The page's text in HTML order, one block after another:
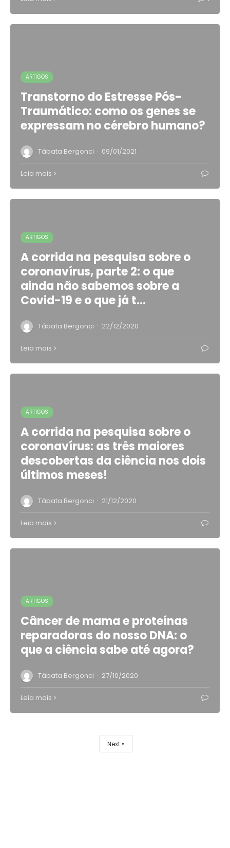
ARTIGOS
Transtorno do Estresse Pós-
Traumático: como os genes se
expressam no cérebro humano?
Tábata Bergonci · 09/01/2021
Leia mais
ARTIGOS
A corrida na pesquisa sobre o
coronavírus, parte 2: o que
ainda não sabemos sobre a
Covid-19 e o que já t…
Tábata Bergonci · 22/12/2020
Leia mais
ARTIGOS
A corrida na pesquisa sobre o
coronavírus: as três maiores
descobertas da ciência nos dois
últimos meses!
Tábata Bergonci · 21/12/2020
Leia mais
ARTIGOS
Câncer de mama e proteínas
reparadoras do nosso DNA: o
que a ciência sabe até agora?
Tábata Bergonci · 27/10/2020
Leia mais
Next